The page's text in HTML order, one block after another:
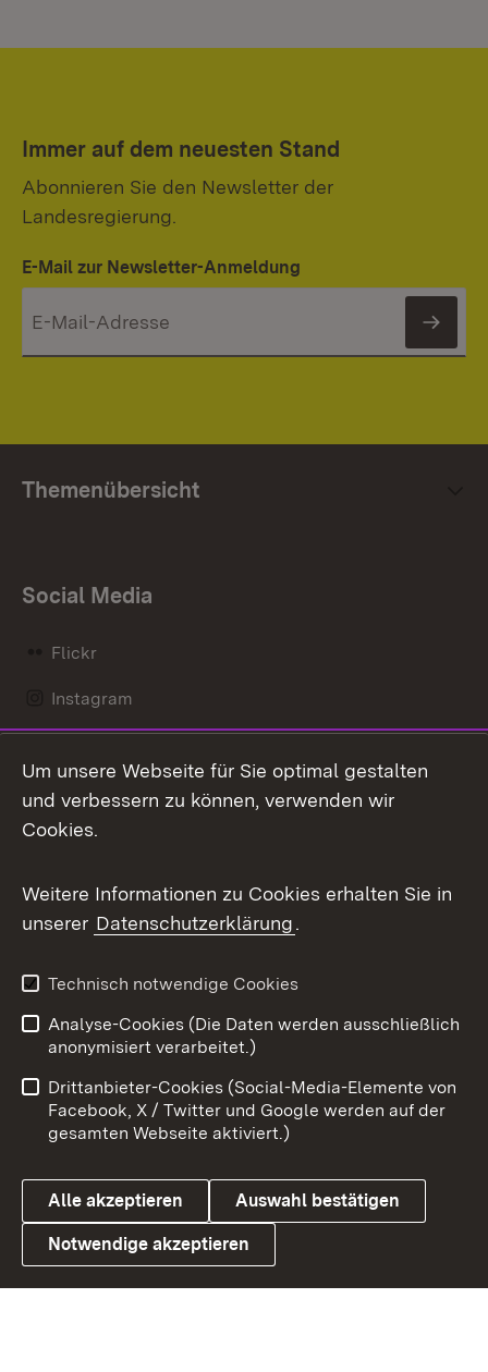
Immer auf dem neuesten Stand
Abonnieren Sie den Newsletter der
Landesregierung.
E-Mail zur Newsletter-Anmeldung
Themenübersicht
Social Media
Flickr
Instagram
Mastodon
Messenger
Social Wall
X / Twitter
Youtube
Link zum Landesportal
Benutzungshinweise
Barrierefreiheit
Datenschutz
Cookies
Um unsere Webseite für Sie optimal gestalten
und verbessern zu können, verwenden wir
Cookies.
Weitere Informationen zu Cookies erhalten Sie in
unserer Datenschutzerklärung.
Technisch notwendige Cookies
Analyse-Cookies (Die Daten werden ausschließlich
anonymisiert verarbeitet.)
Drittanbieter-Cookies (Social-Media-Elemente von
Facebook, X / Twitter und Google werden auf der
gesamten Webseite aktiviert.)
Alle akzeptieren Auswahl bestätigen
Notwendige akzeptieren